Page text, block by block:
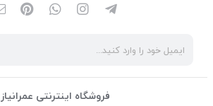
فروشگاه اینترنتی عمرانیاز